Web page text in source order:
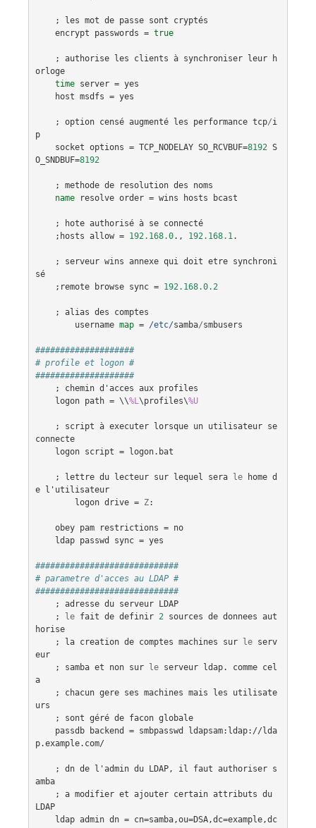
    ;
les mot de passe sont
cryptés
encrypt
passwords = true
    ;
authorise les clients à synchroniser leur
h
orloge
time
server = yes
host msdfs = yes
    ;
option censé augmenté les performance tcp/i
p
socket options = TCP_NODELAY SO_RCVBUF=8192 S
O_SNDBUF=8192
    ;
methode de resolution des
noms
name
resolve order = wins hosts bcast
    ;
hote authorisé à se
connecté
    ;
hosts allow = 192.168.0., 192.168.1 .
    ;
serveur wins annexe qui doit etre
synchroni
sé
    ;
remote browse sync = 192.168.0.2
    ;
alias des
comptes
username map = /etc/samba/smbusers
####################
# profile et logon #
####################
    ;
chemin d'acces aux
profiles
logon
path = \\%L \profiles\%U
    ;
script à executer lorsque un utilisateur
se
connecte
logon
script = logon. bat
    ;
lettre du lecteur sur lequel sera le home d
e
l'utilisateur
logon drive = Z:
obey pam restrictions = no
ldap
passwd sync = yes
#############################
# parametre d'acces au LDAP #
#############################
    ;
adresse du serveur
LDAP
    ;
le fait de definir 2 sources de donnees aut
horise
    ;
la creation de comptes machines sur le
serv
eur
    ;
samba et non sur le serveur ldap. comme
cel
a
    ;
chacun gere ses machines mais les
utilisate
urs
    ;
sont géré de facon globale
passdb
backend = smbpasswd ldapsam:ldap: //lda
p.example. com/
    ;
dn de l'admin du LDAP, il faut authoriser
s
amba
    ;
a modifier et ajouter certain attributs du
LDAP
ldap admin dn = cn=samba,ou=DSA,dc=example,dc